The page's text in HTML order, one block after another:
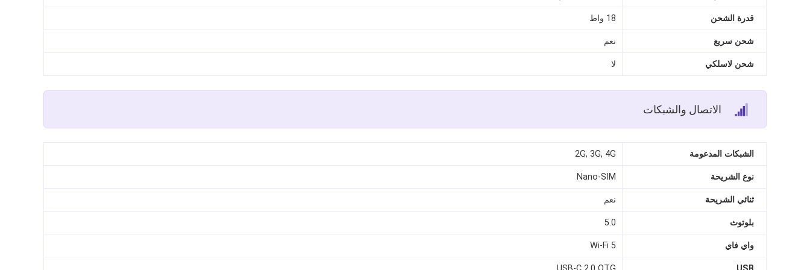
قدرة الشحن 18 واط
شحن سريع نعم
شحن لاسلكي لا
الاتصال والشبكات
الشبكات المدعومة 2G, 3G, 4G
نوع الشريحة Nano‑SIM
ثنائي الشريحة نعم
بلوتوث 5.0
واي فاي Wi‑Fi 5